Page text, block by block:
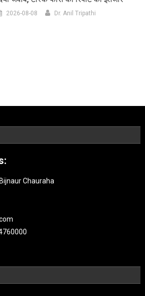
2026-08-08 Dr. Anil Tripathi
Chauraha